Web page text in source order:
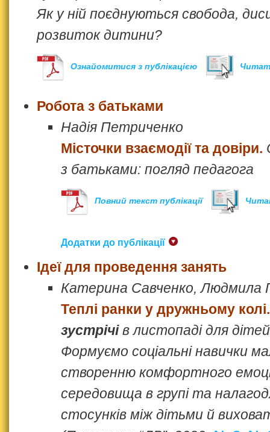
Як у ній поєднуються свобода,
розвиток дитини?
Ознайомитися з публікацією
Робота з батьками
Надія Петриченко
Місточки взаємодії та довіри.
з батьками: погляд педагога
Повний текст публікації
Додатки до публікації
Ідеї для проведення занять
Катерина Савченко, Людмила
Теплі ранки у дружньому колі.
зустрічів листопаді для
Формуємо соціальні навички
створенню комфортного
середовища в групі та
стосунків між дітьми й